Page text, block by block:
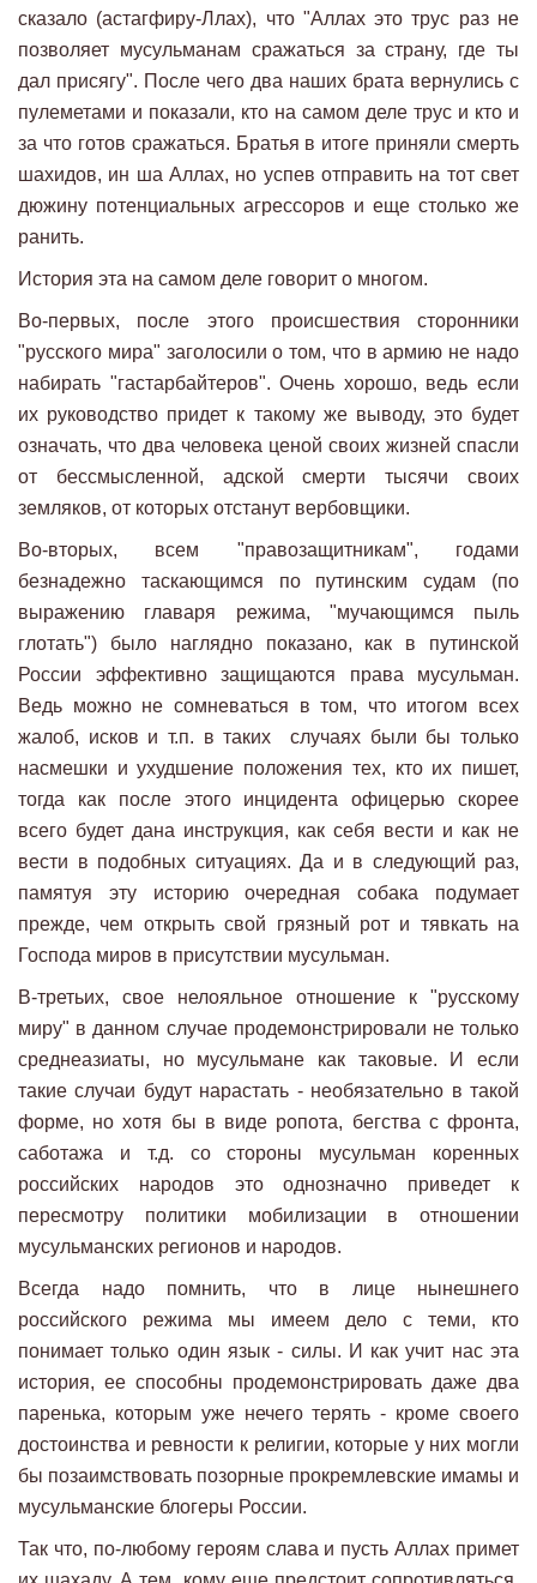
сказало (астагфиру-Ллах), что "Аллах это трус раз не
позволяет мусульманам сражаться за страну, где ты
дал присягу". После чего два наших брата вернулись с
пулеметами и показали, кто на самом деле трус и кто и
за что готов сражаться. Братья в итоге приняли смерть
шахидов, ин ша Аллах, но успев отправить на тот свет
дюжину потенциальных агрессоров и еще столько же
ранить.
История эта на самом деле говорит о многом.
Во-первых, после этого происшествия сторонники
"русского мира" заголосили о том, что в армию не надо
набирать "гастарбайтеров". Очень хорошо, ведь если
их руководство придет к такому же выводу, это будет
означать, что два человека ценой своих жизней спасли
от бессмысленной, адской смерти тысячи своих
земляков, от которых отстанут вербовщики.
Во-вторых, всем "правозащитникам", годами
безнадежно таскающимся по путинским судам (по
выражению главаря режима, "мучающимся пыль
глотать") было наглядно показано, как в путинской
России эффективно защищаются права мусульман.
Ведь можно не сомневаться в том, что итогом всех
жалоб, исков и т.п. в таких случаях были бы только
насмешки и ухудшение положения тех, кто их пишет,
тогда как после этого инцидента офицерью скорее
всего будет дана инструкция, как себя вести и как не
вести в подобных ситуациях. Да и в следующий раз,
памятуя эту историю очередная собака подумает
прежде, чем открыть свой грязный рот и тявкать на
Господа миров в присутствии мусульман.
В-третьих, свое нелояльное отношение к "русскому
миру" в данном случае продемонстрировали не только
среднеазиаты, но мусульмане как таковые. И если
такие случаи будут нарастать - необязательно в такой
форме, но хотя бы в виде ропота, бегства с фронта,
саботажа и т.д. со стороны мусульман коренных
российских народов это однозначно приведет к
пересмотру политики мобилизации в отношении
мусульманских регионов и народов.
Всегда надо помнить, что в лице нынешнего
российского режима мы имеем дело с теми, кто
понимает только один язык - силы. И как учит нас эта
история, ее способны продемонстрировать даже два
паренька, которым уже нечего терять - кроме своего
достоинства и ревности к религии, которые у них могли
бы позаимствовать позорные прокремлевские имамы и
мусульманские блогеры России.
Так что, по-любому героям слава и пусть Аллах примет